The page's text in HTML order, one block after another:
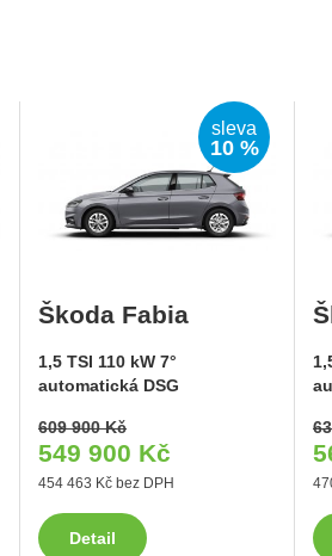
sleva
10 %
Škoda Fabia
1,5 TSI 110 kW 7°
automatická DSG
609 900 Kč
549 900 Kč
454 463 Kč bez DPH
Detail